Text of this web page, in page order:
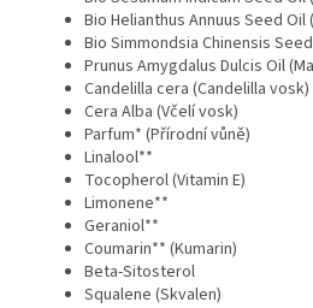
Bio Helianthus Annuus Seed
Bio Simmondsia Chinensis
Prunus Amygdalus Dulcis Oil
Candelilla cera (Candelilla vosk)
Cera Alba (Včelí vosk)
Parfum* (Přírodní vůně)
Linalool**
Tocopherol (Vitamin E)
Limonene**
Geraniol**
Coumarin** (Kumarin)
Beta-Sitosterol
Squalene (Skvalen)